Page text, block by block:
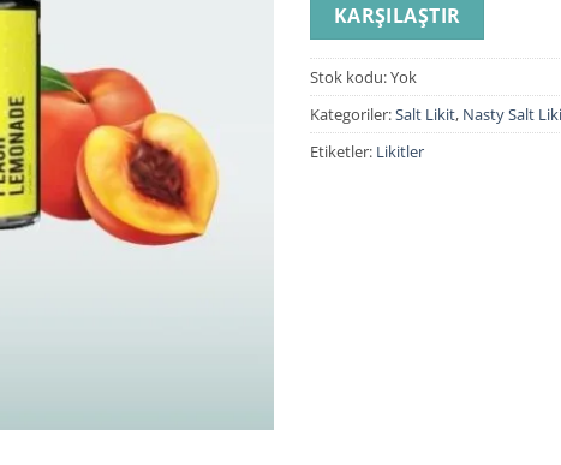
KARŞILAŞTIR
Stok kodu:Yok
Kategoriler:Salt Likit, Nasty Salt
Etiketler: Likitler